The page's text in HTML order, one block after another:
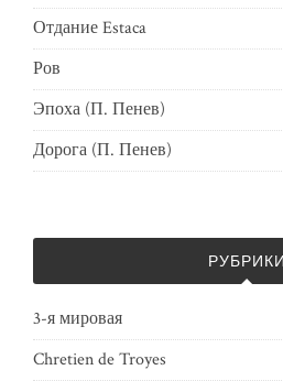
Отдание Estaca
Ров
Эпоха (П. Пенев)
Дорога (П. Пенев)
РУБРИКИ
3-я мировая
Chretien de Troyes